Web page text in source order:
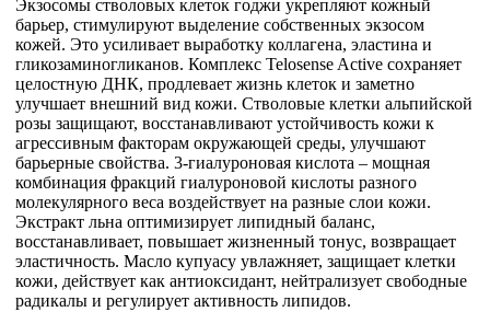
Экзосомы стволовых клеток годжи укрепляют кожный
барьер, стимулируют выделение собственных экзосом
кожей. Это усиливает выработку коллагена, эластина и
гликозаминогликанов. Комплекс Telosense Active сохраняет
целостную ДНК, продлевает жизнь клеток и заметно
улучшает внешний вид кожи. Стволовые клетки альпийской
розы защищают, восстанавливают устойчивость кожи к
агрессивным факторам окружающей среды, улучшают
барьерные свойства. 3-гиалуроновая кислота – мощная
комбинация фракций гиалуроновой кислоты разного
молекулярного веса воздействует на разные слои кожи.
Экстракт льна оптимизирует липидный баланс,
восстанавливает, повышает жизненный тонус, возвращает
эластичность. Масло купуасу увлажняет, защищает клетки
кожи, действует как антиоксидант, нейтрализует свободные
радикалы и регулирует активность липидов.